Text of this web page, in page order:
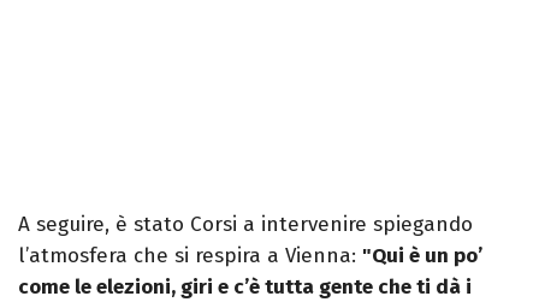
A seguire, è stato Corsi a intervenire spiegando
l’atmosfera che si respira a Vienna: "Qui è un po’
come le elezioni, giri e c’è tutta gente che ti dà i